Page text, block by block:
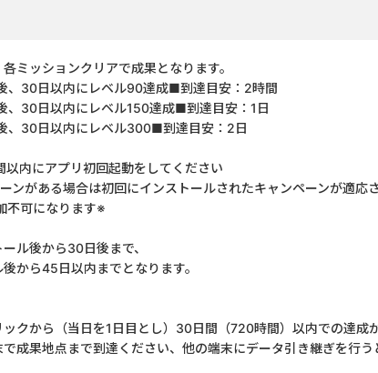
ミッションクリアで成果となります。
30日以内にレベル90達成■到達目安：2時間
30日以内にレベル150達成■到達目安：1日
30日以内にレベル300■到達目安：2日
内にアプリ初回起動をしてください
ンがある場合は初回にインストールされたキャンペーンが適応
不可になります※
ル後から30日後まで、
から45日以内までとなります。
ックから（当日を1日目とし）30日間（720時間）以内での達成
で成果地点まで到達ください、他の端末にデータ引き継ぎを行